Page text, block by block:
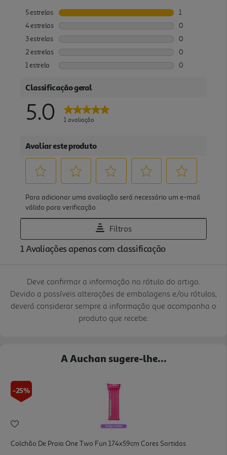
Deve confirmar a informação no rótulo do artigo.
Devido a possíveis alterações de embalagens e/ou rótulos,
deverá considerar sempre a informação que acompanha o
produto que recebe.
A Auchan sugere-lhe...
-25%
Colchão De Praia One Two Fun 174x59cm Cores Sortidas